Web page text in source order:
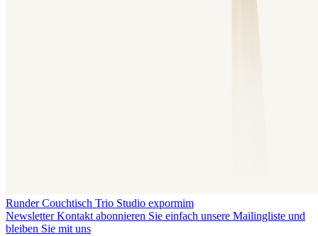
Runder Couchtisch Trio Studio expormim
Newsletter Kontakt abonnieren Sie einfach unsere Mailingliste und
bleiben Sie mit uns